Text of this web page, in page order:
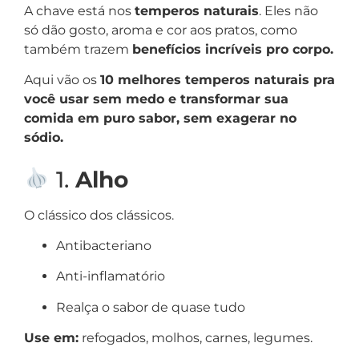
A chave está nos temperos naturais. Eles não
só dão gosto, aroma e cor aos pratos, como
também trazem benefícios incríveis pro corpo.
Aqui vão os 10 melhores temperos naturais pra
você usar sem medo e transformar sua
comida em puro sabor, sem exagerar no
sódio.
1. Alho
O clássico dos clássicos.
Antibacteriano
Anti-inflamatório
Realça o sabor de quase tudo
Use em: refogados, molhos, carnes, legumes.